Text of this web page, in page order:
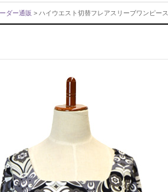
ダー通販 > ハイウエスト切替フレアスリーブワンピー